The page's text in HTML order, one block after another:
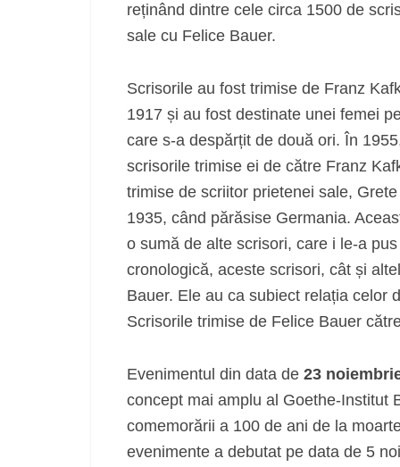
reținând dintre cele circa 1500 de
sale cu Felice Bauer.
Scrisorile au fost trimise de Franz
1917 și au fost destinate unei femei
care s‑a despărțit de două ori. În
scrisorile trimise ei de către Franz
trimise de scriitor prietenei sale,
1935, când părăsise Germania.
o sumă de alte scrisori, care i le‑a
cronologică, aceste scrisori, cât și
Bauer. Ele au ca subiect relația celor
Scrisorile trimise de Felice Bauer
Evenimentul din data de 23
concept mai amplu al Goethe-Institut
comemorării a 100 de ani de la
evenimente a debutat pe data de 5